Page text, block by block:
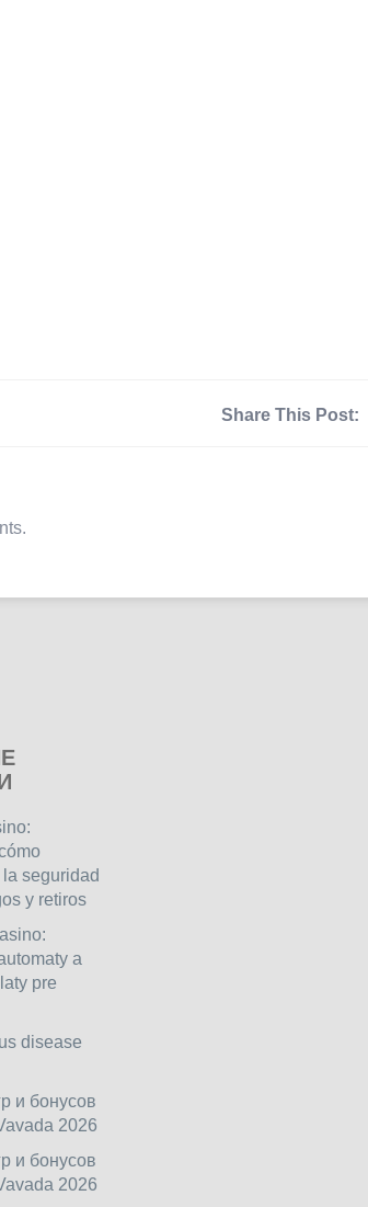
Share This Post:
seguridad
y retiros
a
pre
disease
и бонусов
2026
и бонусов
2026